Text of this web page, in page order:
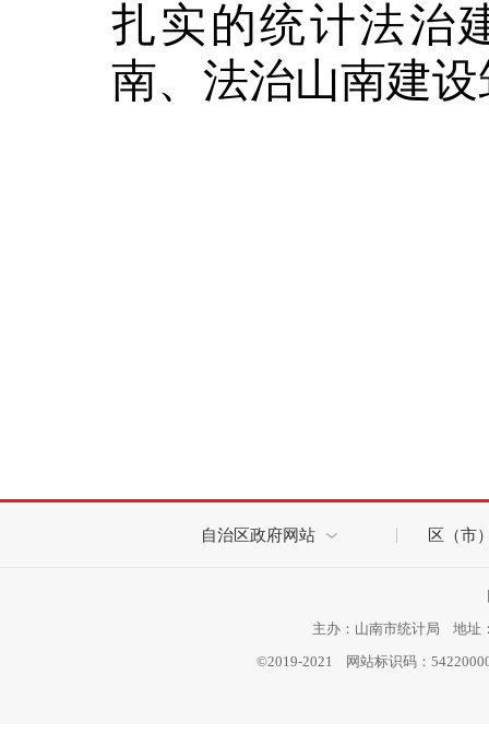
扎实的统计法治
南、法治山南建
自治区政府网站 区（市
主办：山南市统计局 地址
©2019-2021 网站标识码：